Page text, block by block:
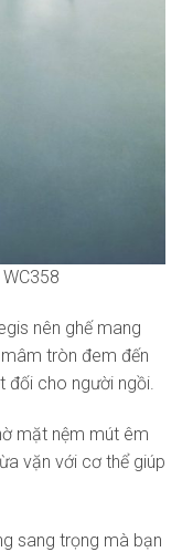
nên ghế mang
tròn đem đến
đối cho người ngồi.
mặt nệm mút êm
vặn với cơ thể giúp
sang trọng mà bạn